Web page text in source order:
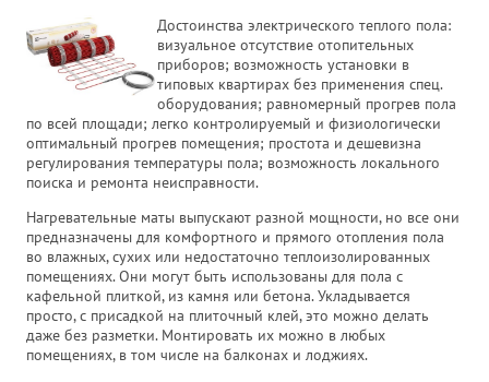
Достоинства электрического теплого пола:
визуальное отсутствие отопительных
приборов; возможность установки в
типовых квартирах без применения спец.
оборудования; равномерный прогрев пола
по всей площади; легко контролируемый и физиологически
оптимальный прогрев помещения; простота и дешевизна
регулирования температуры пола; возможность локального
поиска и ремонта неисправности.
Нагревательные маты выпускают разной мощности, но все они
предназначены для комфортного и прямого отопления пола
во влажных, сухих или недостаточно теплоизолированных
помещениях. Они могут быть использованы для пола с
кафельной плиткой, из камня или бетона. Укладывается
просто, с присадкой на плиточный клей, это можно делать
даже без разметки. Монтировать их можно в любых
помещениях, в том числе на балконах и лоджиях.